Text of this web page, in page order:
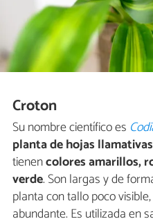
Croton
Su nombre científico es
planta de hojas llamativas
tienencolores amarillos,
verde. Son largas y de
planta con tallo poco
abundante. Es utilizada en